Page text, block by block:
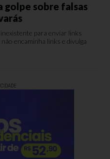
sobre falsas
para enviar links
encaminha links e divulga